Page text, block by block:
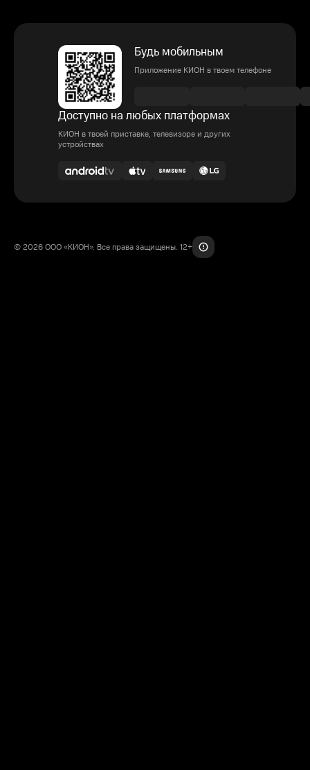
Будь мобильным
Приложение КИОН в твоем телефоне
Доступно на любых платформах
КИОН в твоей приставке, телевизоре и других
устройствах
© 2026 ООО «КИОН». Все права защищены. 12+